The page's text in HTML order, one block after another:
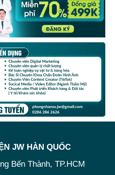
JW HÀN QUỐC
Bến Thành, TP.HCM